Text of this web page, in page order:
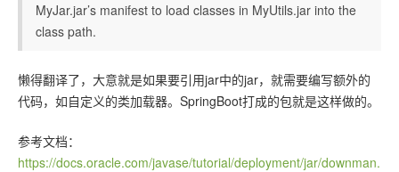
MyJar.jar’s manifest to load classes in MyUtils.jar into the
class path.
懒得翻译了，大意就是如果要引用jar中的jar，就需要编写额外的
代码，如自定义的类加载器。SpringBoot打成的包就是这样做的。
参考文档：
https://docs.oracle.com/javase/tutorial/deployment/jar/downman.